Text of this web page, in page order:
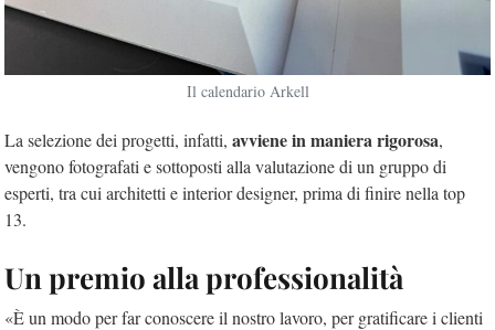
Il calendario Arkell
La selezione dei progetti, infatti, avviene in maniera rigorosa,
vengono fotografati e sottoposti alla valutazione di un gruppo di
esperti, tra cui architetti e interior designer, prima di finire nella top
13.
Un premio alla professionalità
«È un modo per far conoscere il nostro lavoro, per gratificare i clienti